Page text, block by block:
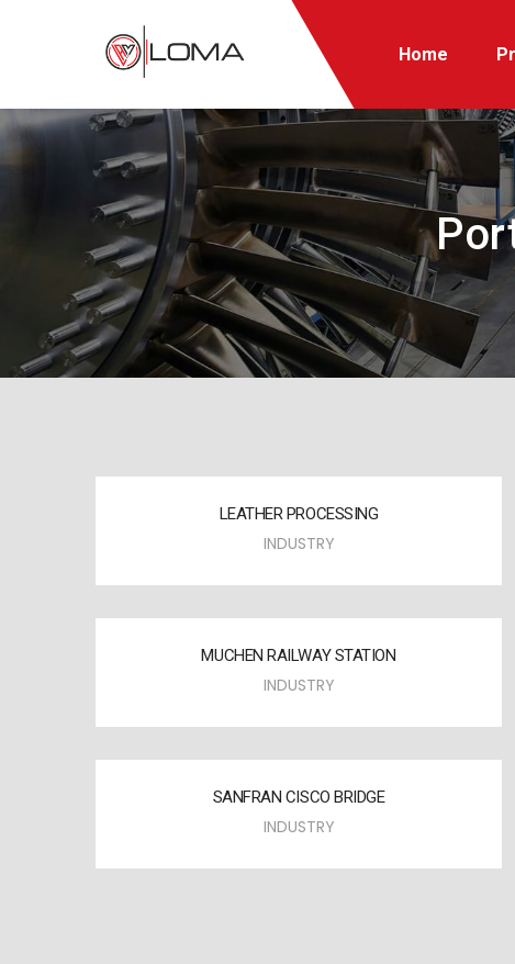
Home
LEATHER PROCESSING
INDUSTRY
MUCHEN RAILWAY STATION
INDUSTRY
SANFRAN CISCO BRIDGE
INDUSTRY